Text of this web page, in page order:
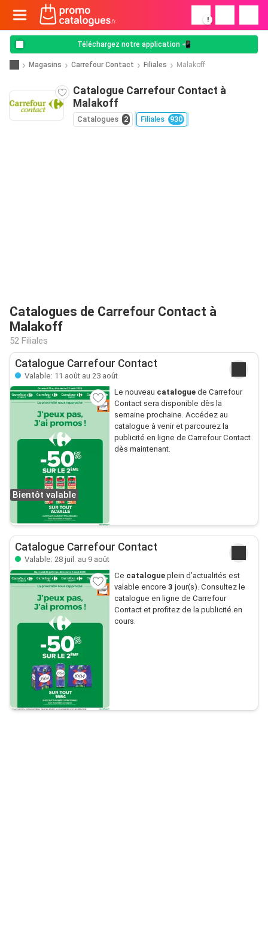
!
Téléchargez notre application 📲
Magasins Carrefour Contact Filiales Malakoff
Catalogue Carrefour Contact à
Malakoff
Catalogues 2 Filiales 930
Catalogues de Carrefour Contact à
Malakoff
52 Filiales
Catalogue Carrefour Contact
Valable: 11 août au 23 août
Bientôt valable
Le nouveau cataloguede Carrefour
Contact sera disponible dès la
semaine prochaine. Accédez au
catalogue à venir et parcourez la
publicité en ligne de Carrefour Contact
dès maintenant.
Catalogue Carrefour Contact
Valable: 28 juil. au 9 août
Ce catalogueplein d’actualités est
valable encore 3 jour(s). Consultez le
catalogue en ligne de Carrefour
Contact et profitez de la publicité en
cours.